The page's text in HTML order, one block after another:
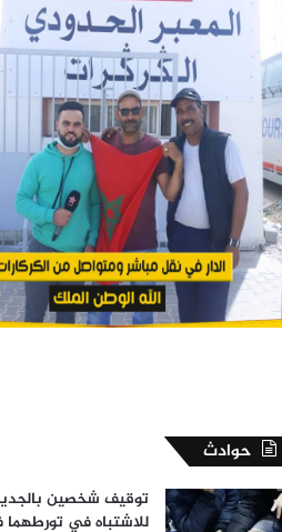
حوادث
توقيف شخصين
للاشتباه في